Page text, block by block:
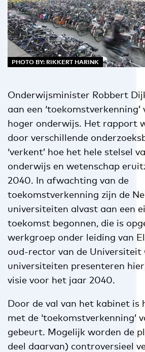
PHOTO BY: RIKKERT HARINK
Onderwijsminister Robbert
aan een
hoger onderwijs. Het rapport
door verschillende
‘verkent’ hoe het hele stelsel
onderwijs en wetenschap
2040. In afwachting van de
toekomstverkenning zijn de
universiteiten alvast aan een
toekomst begonnen, die is
werkgroep onder leiding van
oud-rector van de Universiteit
universiteiten presenteren
visie voor het jaar 2040.
Door de val van het kabinet is
met de ‘toekomstverkenning’
gebeurt. Mogelijk worden de
deel daarvan) controversieel